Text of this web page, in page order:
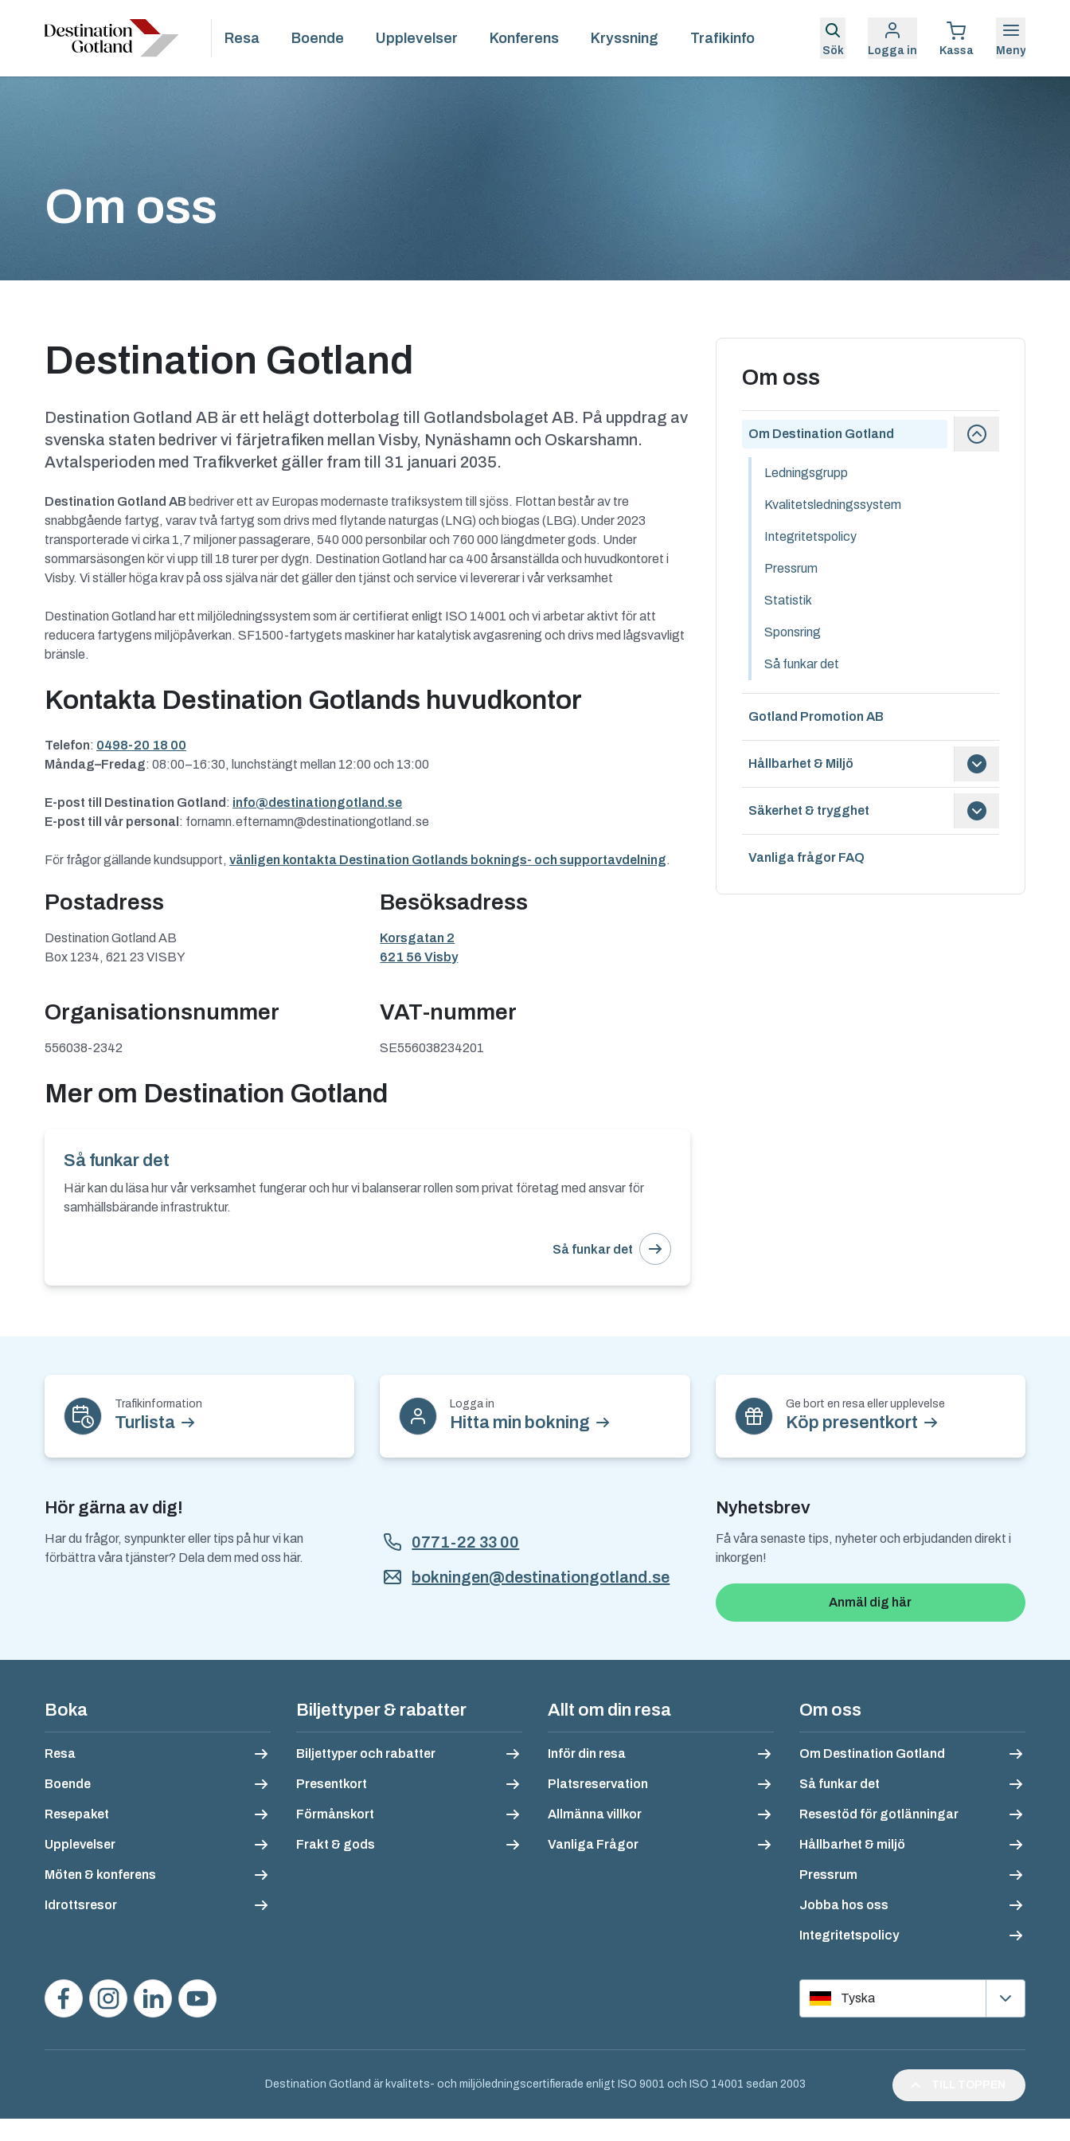
Resa Boende Upplevelser Konferens Kryssning Trafikinfo
Sök Logga in Kassa Meny
Om oss
Destination Gotland
Destination Gotland AB är ett helägt dotterbolag till Gotlandsbolaget AB. På uppdrag av
svenska staten bedriver vi färjetrafiken mellan Visby, Nynäshamn och Oskarshamn.
Avtalsperioden med Trafikverket gäller fram till 31 januari 2035.
Destination Gotland AB bedriver ett av Europas modernaste trafiksystem till sjöss. Flottan består av tre
snabbgående fartyg, varav två fartyg som drivs med flytande naturgas (LNG) och biogas (LBG).Under 2023
transporterade vi cirka 1,7 miljoner passagerare, 540 000 personbilar och 760 000 längdmeter gods. Under
sommarsäsongen kör vi upp till 18 turer per dygn. Destination Gotland har ca 400 årsanställda och huvudkontoret i
Visby. Vi ställer höga krav på oss själva när det gäller den tjänst och service vi levererar i vår verksamhet
Destination Gotland har ett miljöledningssystem som är certifierat enligt ISO 14001 och vi arbetar aktivt för att
reducera fartygens miljöpåverkan. SF1500-fartygets maskiner har katalytisk avgasrening och drivs med lågsvavligt
bränsle.
Kontakta Destination Gotlands huvudkontor
Telefon: 0498-20 18 00
Måndag–Fredag: 08:00–16:30, lunchstängt mellan 12:00 och 13:00
E-post till Destination Gotland : info@destinationgotland.se
E-post till vår personal : fornamn.efternamn@destinationgotland.se
För frågor gällande kundsupport, vänligen kontakta Destination Gotlands boknings- och supportavdelning.
Postadress
Destination Gotland AB
Box 1234, 621 23 VISBY
Besöksadress
Korsgatan 2
621 56 Visby
Organisationsnummer
556038-2342
VAT-nummer
SE556038234201
Mer om Destination Gotland
Så funkar det
Här kan du läsa hur vår verksamhet fungerar och hur vi balanserar rollen som privat företag med ansvar för
samhällsbärande infrastruktur.
Så funkar det
Om oss
Om Destination Gotland
Ledningsgrupp
Kvalitetsledningssystem
Integritetspolicy
Pressrum
Statistik
Sponsring
Så funkar det
Gotland Promotion AB
Hållbarhet & Miljö
Säkerhet & trygghet
Vanliga frågor FAQ
Trafikinformation
Turlista
Logga in
Hitta min bokning
Ge bort en resa eller upplevelse
Köp presentkort
Hör gärna av dig!
Har du frågor, synpunkter eller tips på hur vi kan
förbättra våra tjänster? Dela dem med oss här.
0771-22 33 00
bokningen@destinationgotland.se
Nyhetsbrev
Få våra senaste tips, nyheter och erbjudanden direkt i
inkorgen!
Anmäl dig här
Sidfotsnavigation
Boka
Resa
Boende
Resepaket
Upplevelser
Möten & konferens
Idrottsresor
Biljettyper & rabatter
Biljettyper och rabatter
Presentkort
Förmånskort
Frakt & gods
Allt om din resa
Inför din resa
Platsreservation
Allmänna villkor
Vanliga Frågor
Om oss
Om Destination Gotland
Så funkar det
Resestöd för gotlänningar
Hållbarhet & miljö
Pressrum
Jobba hos oss
Integritetspolicy
Tyska
Destination Gotland är kvalitets- och miljöledningscertifierade enligt ISO 9001 och ISO 14001 sedan 2003